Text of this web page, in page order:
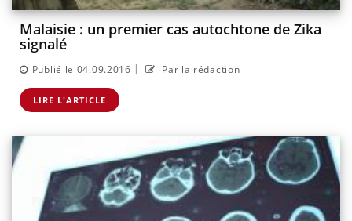
Malaisie : un premier cas autochtone de Zika
signalé
Publié le 04.09.2016 | Par la rédaction
LIRE L'ARTICLE